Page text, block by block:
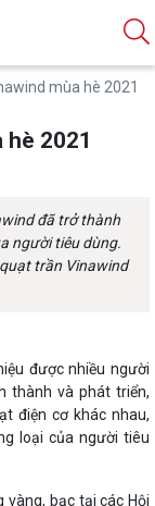
mùa hè 2021
2021
đã trở thành
người tiêu dùng.
trần Vinawind
được nhiều người
thành và phát triển,
điện cơ khác nhau,
loại của người tiêu
vàng, bạc tại các Hội